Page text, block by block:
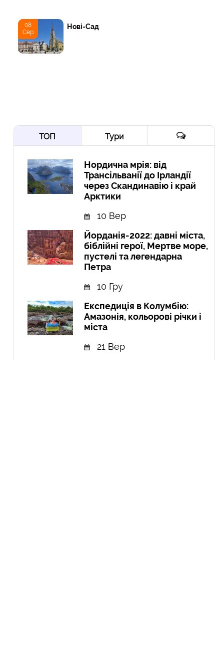
08
Сер
Нові-Сад
ТОП Тури
Нордична мрія: від
Трансільванії до Ірландії
через Скандинавію і край
Арктики
10 Вер
Йорданія-2022: давні міста,
біблійні герої, Мертве море,
пустелі та легендарна
Петра
10 Гру
Експедиція в Колумбію:
Амазонія, кольорові річки і
міста
21 Вер